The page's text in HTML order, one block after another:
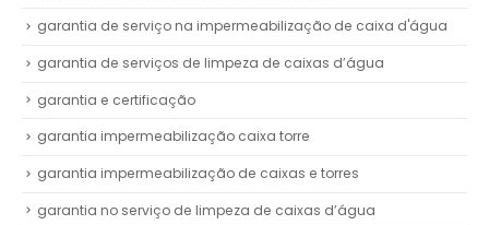
garantia de serviço na impermeabilização de caixa d'água
garantia de serviços de limpeza de caixas d’água
garantia e certificação
garantia impermeabilização caixa torre
garantia impermeabilização de caixas e torres
garantia no serviço de limpeza de caixas d’água